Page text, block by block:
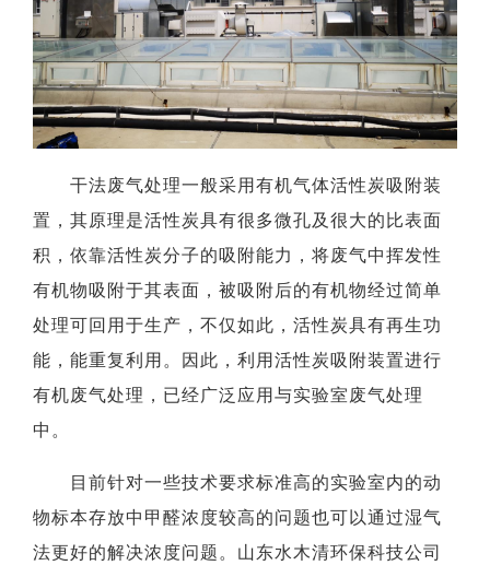
干法废气处理一般采用有机气体活性炭吸附装
置，其原理是活性炭具有很多微孔及很大的比表面
积，依靠活性炭分子的吸附能力，将废气中挥发性
有机物吸附于其表面，被吸附后的有机物经过简单
处理可回用于生产，不仅如此，活性炭具有再生功
能，能重复利用。因此，利用活性炭吸附装置进行
有机废气处理，已经广泛应用与实验室废气处理
中。
目前针对一些技术要求标准高的实验室内的动
物标本存放中甲醛浓度较高的问题也可以通过湿气
法更好的解决浓度问题。山东水木清环保科技公司